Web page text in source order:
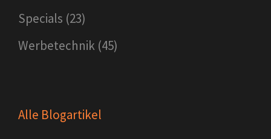
Specials (23)
Werbetechnik (45)
Alle Blogartikel